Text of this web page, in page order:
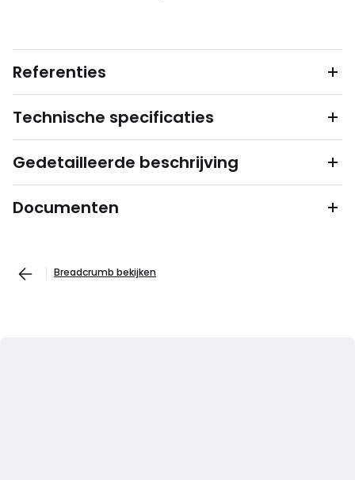
Referenties
Technische specificaties
Gedetailleerde beschrijving
Documenten
Breadcrumb bekijken